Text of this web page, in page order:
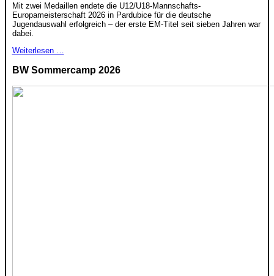
Mit zwei Medaillen endete die U12/U18-Mannschafts-
Europameisterschaft 2026 in Pardubice für die deutsche
Jugendauswahl erfolgreich – der erste EM-Titel seit sieben Jahren war
dabei.
Weiterlesen …
BW Sommercamp 2026